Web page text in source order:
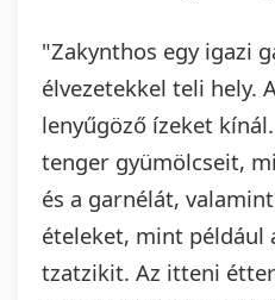
"Zakynthos egy igazi
élvezetekkel teli hely.
lenyűgöző ízeket
tenger gyümölcseit,
és a garnélát,
ételeket, mint például
tzatzikit. Az itteni